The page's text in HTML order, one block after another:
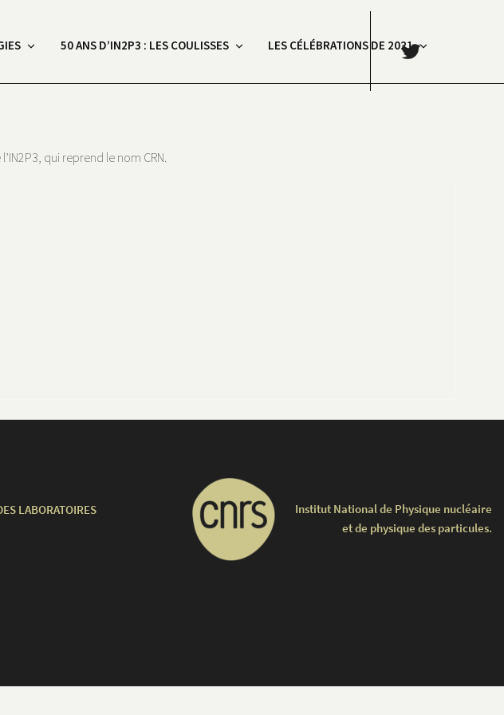
50 ANS D’IN2P3 : LES COULISSES LES CÉLÉBRATIONS DE 2021
.
qui reprend le nom CRN.
LABORATOIRES
Institut National de Physique nucléaire
et de physique des particules.